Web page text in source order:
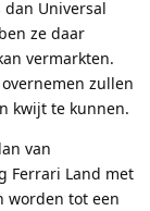
Universal
ze daar
vermarkten.
zullen
kwijt te kunnen.
van
Ferrari Land met
worden tot een